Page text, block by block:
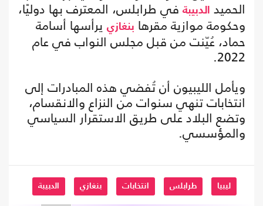
الحميد الدبيبة في طرابلس، المعترف بها دوليًا،
وحكومة موازية مقرها بنغازي يرأسها أسامة
حماد، عُيّنت من قبل مجلس النواب في عام
2022.
ويأمل الليبيون أن تُفضي هذه المبادرات إلى
انتخابات تنهي سنوات من النزاع والانقسام،
وتضع البلاد على طريق الاستقرار السياسي
والمؤسسي.
ليبيا طرابلس انتخابات بنغازي الدبيبة